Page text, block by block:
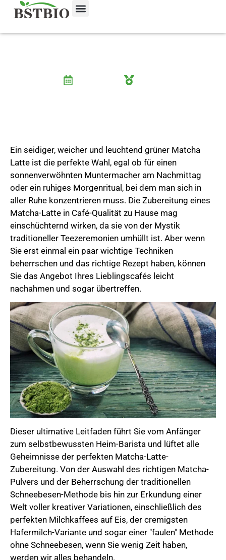
Ein seidiger, weicher und leuchtend grüner Matcha
Latte ist die perfekte Wahl, egal ob für einen
sonnenverwöhnten Muntermacher am Nachmittag
oder ein ruhiges Morgenritual, bei dem man sich in
aller Ruhe konzentrieren muss. Die Zubereitung eines
Matcha-Latte in Café-Qualität zu Hause mag
einschüchternd wirken, da sie von der Mystik
traditioneller Teezeremonien umhüllt ist. Aber wenn
Sie erst einmal ein paar wichtige Techniken
beherrschen und das richtige Rezept haben, können
Sie das Angebot Ihres Lieblingscafés leicht
nachahmen und sogar übertreffen.
Dieser ultimative Leitfaden führt Sie vom Anfänger
zum selbstbewussten Heim-Barista und lüftet alle
Geheimnisse der perfekten Matcha-Latte-
Zubereitung. Von der Auswahl des richtigen Matcha-
Pulvers und der Beherrschung der traditionellen
Schneebesen-Methode bis hin zur Erkundung einer
Welt voller kreativer Variationen, einschließlich des
perfekten Milchkaffees auf Eis, der cremigsten
Hafermilch-Variante und sogar einer "faulen" Methode
ohne Schneebesen, wenn Sie wenig Zeit haben,
werden wir alles behandeln.